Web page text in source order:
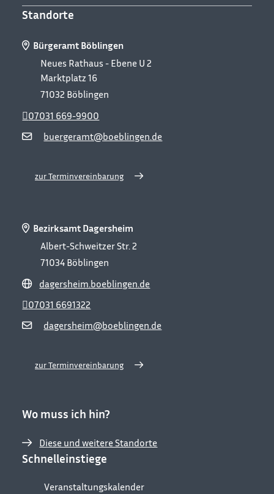
Standorte
Bürgeramt Böblingen
Neues Rathaus - Ebene U 2
Marktplatz 16
71032 Böblingen
buergeramt@boeblingen.de
07031 669-9900
zur Terminvereinbarung
Bezirksamt Dagersheim
Albert-Schweitzer Str. 2
71034 Böblingen
dagersheim.boeblingen.de
dagersheim@boeblingen.de
07031 6691322
zur Terminvereinbarung
Wo muss ich hin?
Diese und weitere Standorte
Schnelleinstiege
Veranstaltungskalender